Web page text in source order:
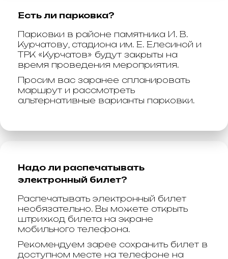
Есть ли парковка?
Парковки в районе памятника И. В.
Курчатову, стадиона им. Е. Елесиной и
ТРК «Курчатов» будут закрыты на
время проведения мероприятия.
Просим вас заранее спланировать
маршрут и рассмотреть
альтернативные варианты парковки.
Надо ли распечатывать
электронный билет?
Распечатывать электронный билет
необязательно. Вы можете открыть
штрихкод билета на экране
мобильного телефона.
Рекомендуем зарее сохранить билет в
доступном месте на телефоне на